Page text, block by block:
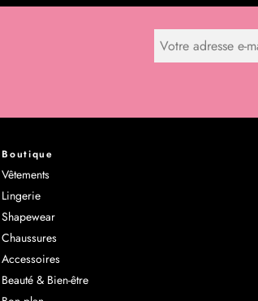
Boutique
Vêtements
Lingerie
Shapewear
Chaussures
Accessoires
Beauté & Bien-être